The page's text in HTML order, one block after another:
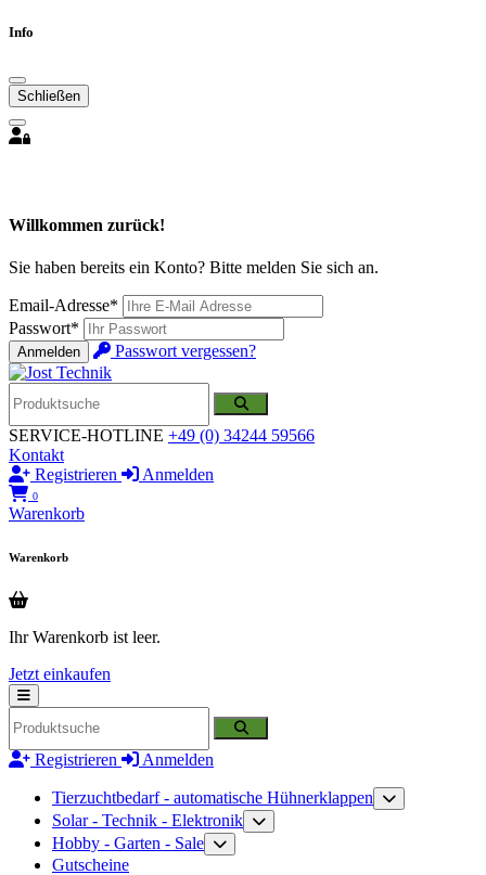
Info
Schließen
Willkommen zurück!
Sie haben bereits ein Konto? Bitte melden Sie sich an.
Email-Adresse*
Passwort*
Anmelden Passwort vergessen?
SERVICE-HOTLINE +49 (0) 34244 59566
Kontakt
Registrieren
Anmelden
0
Warenkorb
Warenkorb
Ihr Warenkorb ist leer.
Jetzt einkaufen
Registrieren Anmelden
Tierzuchtbedarf - automatische Hühnerklappen
Solar - Technik - Elektronik
Hobby - Garten - Sale
Gutscheine